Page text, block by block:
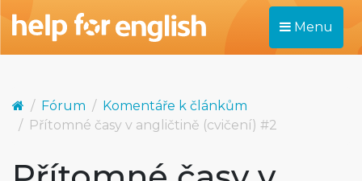
Menu
Fórum
Komentáře k článkům
Přítomné časy v angličtině (cvičení) #2